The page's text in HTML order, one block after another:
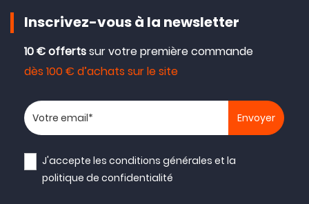
Inscrivez-vous à la newsletter
10 € offertssur votre première commande
dès 100 € d’achats sur le site
Votre adresse email
J'accepte lesconditions générales et la
politique de confidentialité